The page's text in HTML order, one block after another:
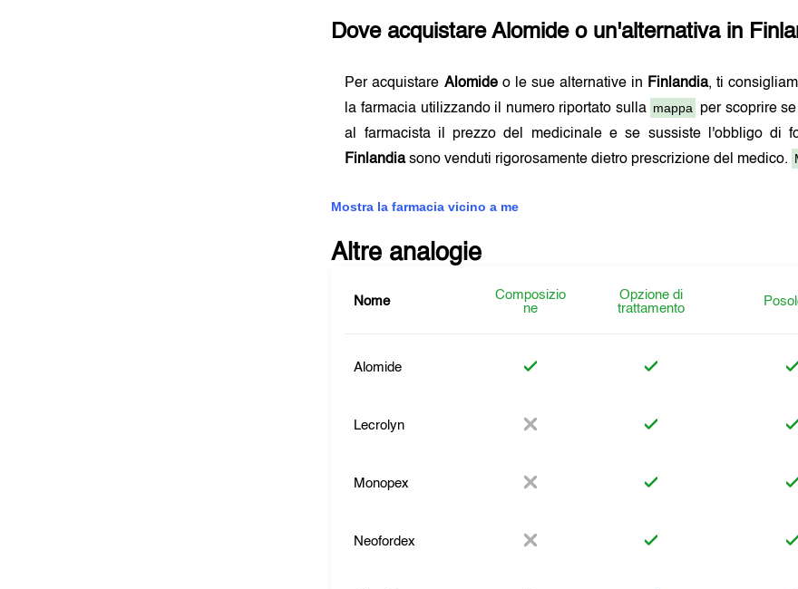
Dove acquistareAlomideo un'alternativa in
Per acquistare Alomideo le sue alternative in Finlandia, ti
la farmacia utilizzando il numero riportato sulla mappa per scoprire se
al farmacista il prezzo del medicinale e se sussiste l'obbligo di
Finlandiasono venduti rigorosamente dietro prescrizione del medico.
Mostra la farmacia vicino a me
Altre analogie
Nome
Composizio
ne
Opzione di
trattamento
Alomide
Lecrolyn
Monopex
Neofordex